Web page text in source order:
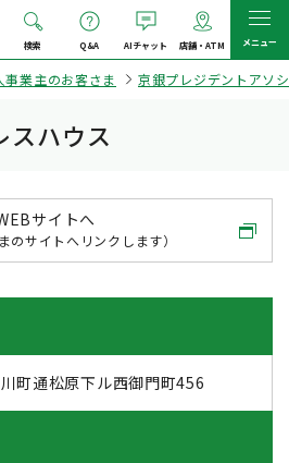
検索 Q&A AIチャット 店舗・ATM メニュー
事業主のお客さま 京銀プレジデントアソ
ハウス
サイトへ
のサイトへリンクします）
町通松原下ル西御門町456